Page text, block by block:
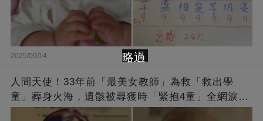
2025/09/14
人間天使！33年前「最美女教師」為救「救出學
童」葬身火海，遺骸被尋獲時「緊抱4童」全網淚
崩：真正的英雄不該被遺忘
略過